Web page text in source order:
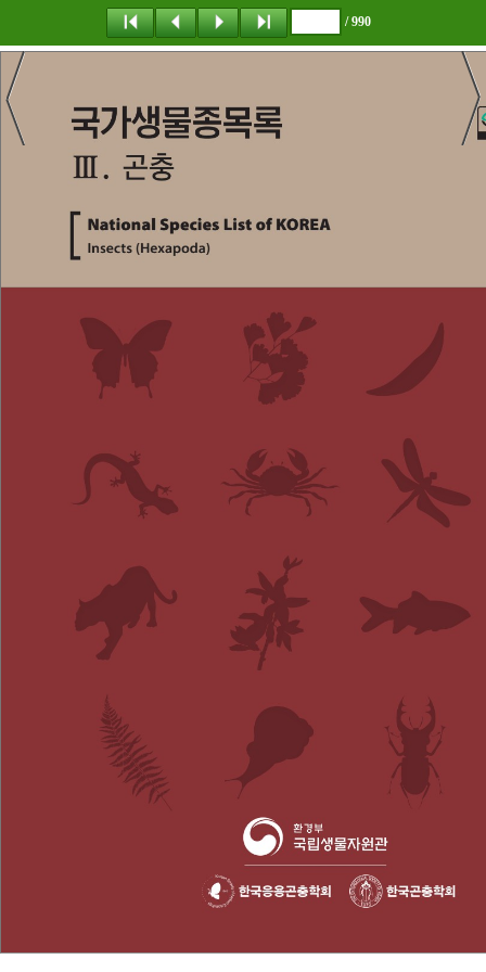
/ 990
탐 색 목 차 책갈피 이 동 다운로드